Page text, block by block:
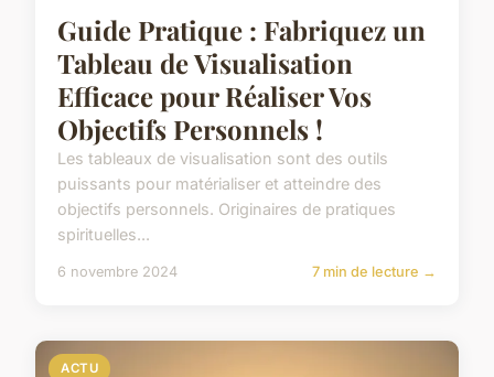
Guide Pratique : Fabriquez un
Tableau de Visualisation
Efficace pour Réaliser Vos
Objectifs Personnels !
Les tableaux de visualisation sont des outils
puissants pour matérialiser et atteindre des
objectifs personnels. Originaires de pratiques
spirituelles...
6 novembre 2024 7 min de lecture →
ACTU